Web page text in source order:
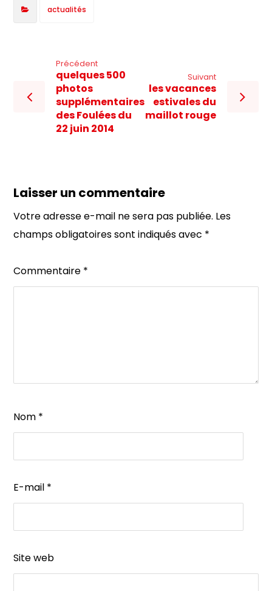
actualités
Précédent
quelques 500
photos
supplémentaires
des Foulées du
22 juin 2014
Suivant
les vacances
estivales du
maillot rouge
Laisser un commentaire
Votre adresse e-mail ne sera pas publiée. Les
champs obligatoires sont indiqués avec *
Commentaire *
Nom *
E-mail *
Site web